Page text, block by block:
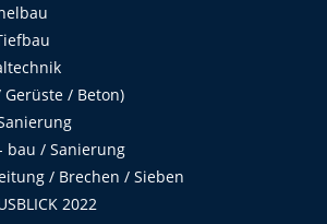
/ Beton)
bau / Sanierung
/ Brechen / Sieben
2022